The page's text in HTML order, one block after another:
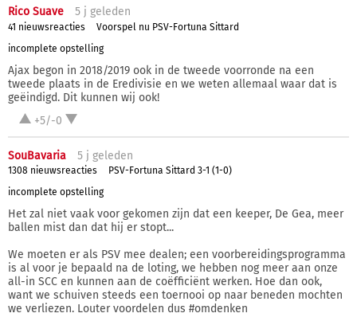
Rico Suave 5 j geleden
41 nieuwsreacties
Voorspel nu PSV-Fortuna Sittard
incomplete opstelling
Ajax begon in 2018/2019 ook in de tweede voorronde na een
tweede plaats in de Eredivisie en we weten allemaal waar dat is
geëindigd. Dit kunnen wij ook!
+5/-0
SouBavaria 5 j geleden
1308 nieuwsreacties
PSV-Fortuna Sittard 3-1 (1-0)
incomplete opstelling
Het zal niet vaak voor gekomen zijn dat een keeper, De Gea, meer
ballen mist dan dat hij er stopt...
We moeten er als PSV mee dealen; een voorbereidingsprogramma
is al voor je bepaald na de loting, we hebben nog meer aan onze
all-in SCC en kunnen aan de coëfficiënt werken. Hoe dan ook,
want we schuiven steeds een toernooi op naar beneden mochten
we verliezen. Louter voordelen dus #omdenken